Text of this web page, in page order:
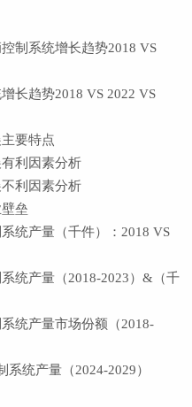
制系统增长趋势2018 VS
长趋势2018 VS 2022 VS
要特点
利因素分析
利因素分析
垒
统产量（千件）：2018 VS
统产量（2018-2023）&（千
统产量市场份额（2018-
统产量（2024-2029）